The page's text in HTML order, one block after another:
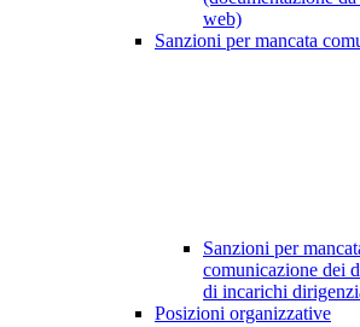
web)
Sanzioni per mancata
Sanzioni per
comunicazione dei
di incarichi
Posizioni organizzative